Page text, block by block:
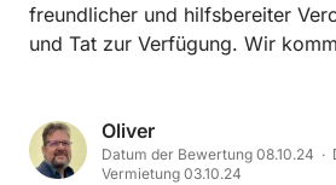
freundlicher und hilfsbereiter
und Tat zur Verfügung. Wir
Oliver
Datum der Bewertung 08.10.24 ·
Vermietung 03.10.24